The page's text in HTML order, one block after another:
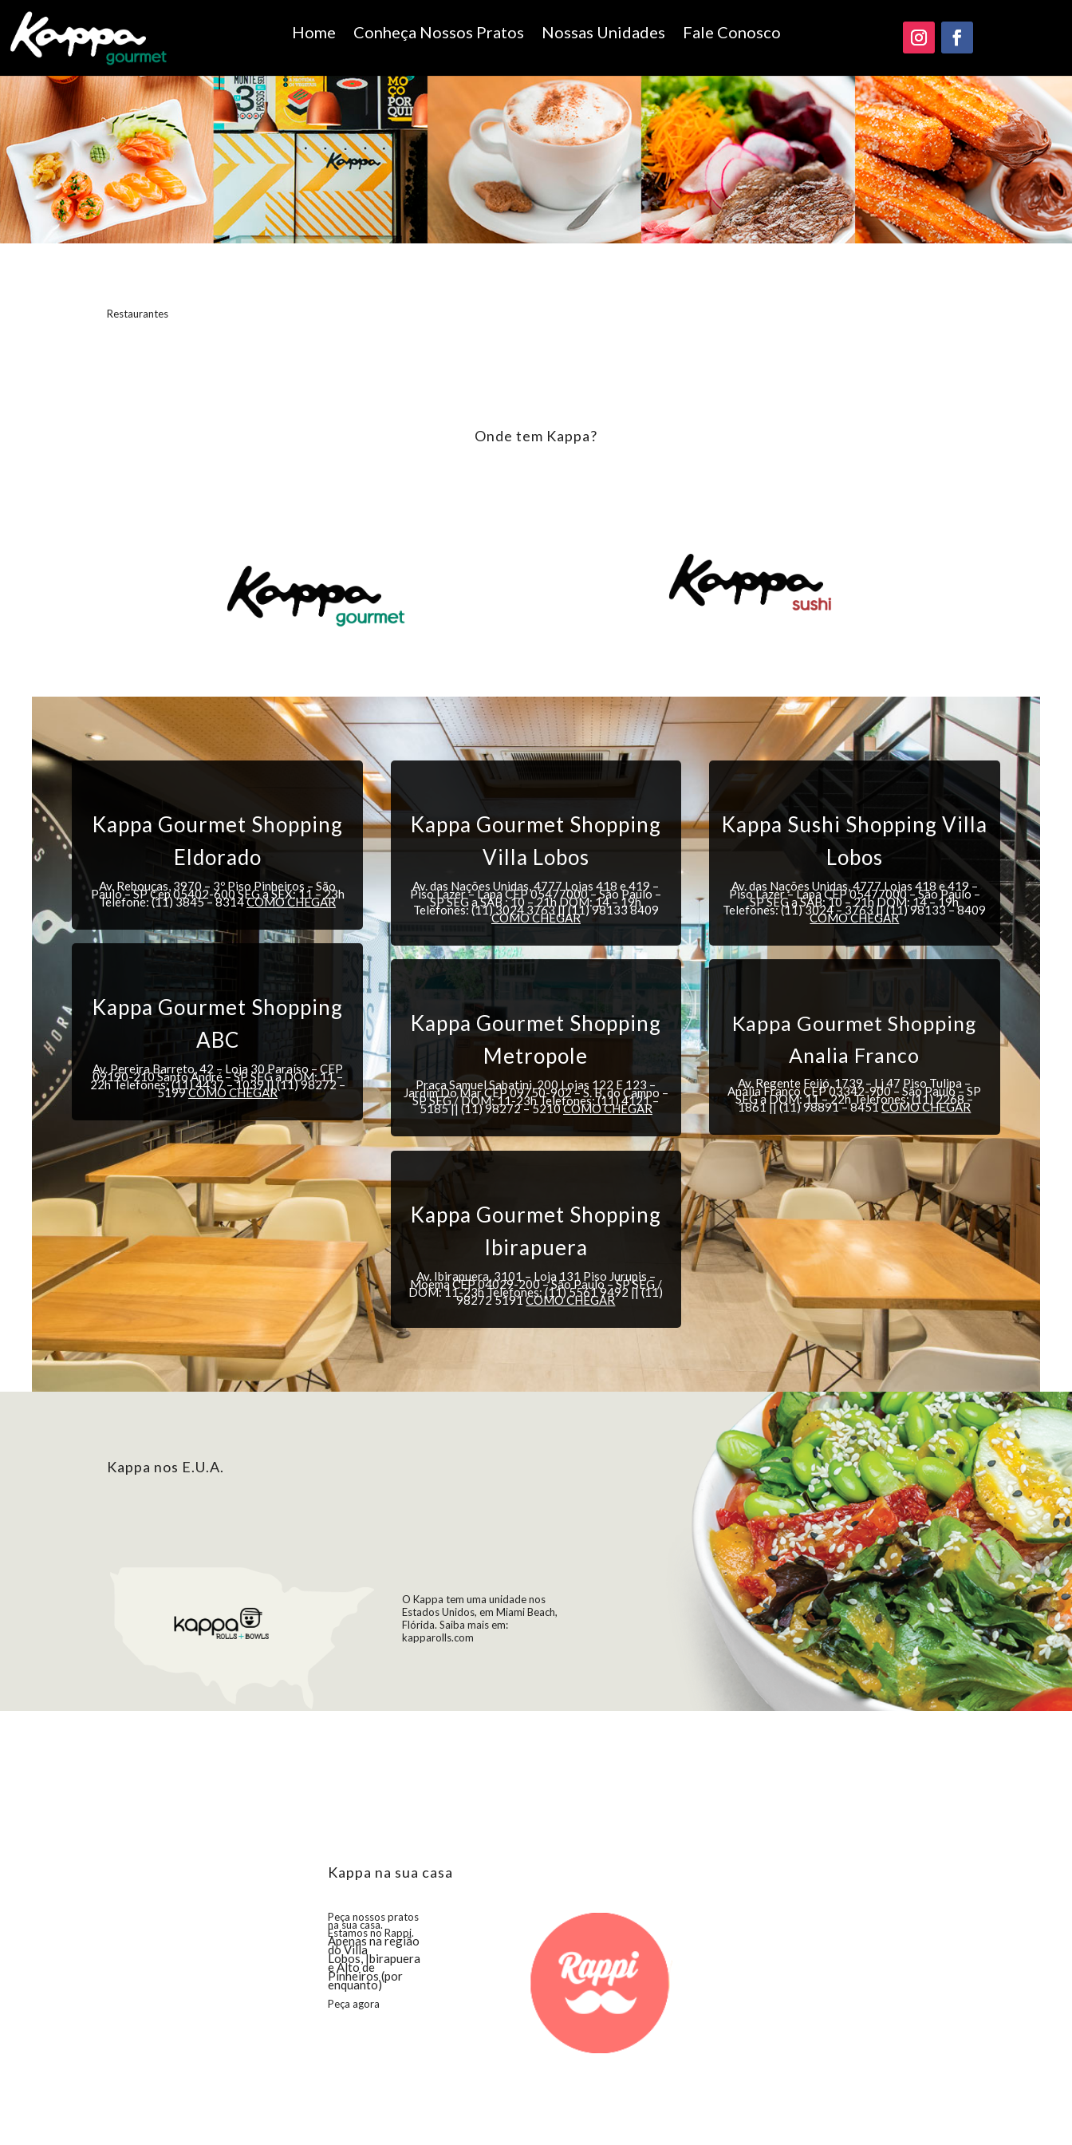
Home Conheça Nossos Pratos Nossas Unidades Fale Conosco
Restaurantes
Onde tem Kappa?
Kappa Gourmet Shopping
Eldorado
Av. Rebouças, 3970 – 3º Piso Pinheiros – São
Paulo – SP Cep 05402-600 SEG a SEX: 11 – 23h
Telefone: (11) 3845 – 8314COMO CHEGAR
Kappa Gourmet Shopping
ABC
Av. Pereira Barreto, 42 – Loja 30 Paraíso – CEP
09190-210 Santo André – SP SEG a DOM: 11 –
22h Telefones: (11) 4437 – 1039 || (11) 98272 –
5199COMO CHEGAR
Kappa Gourmet Shopping
Villa Lobos
Av. das Nações Unidas, 4777 Lojas 418 e 419 –
Piso Lazer – Lapa CEP 05477000 – São Paulo –
SP SEG a SÁB : 10 – 21h DOM: 14 – 19h
Telefones: (11) 3024 3763 || (11) 98133 8409
COMO CHEGAR
Kappa Gourmet Shopping
Metropole
Praça Samuel Sabatini, 200 Lojas 122 E 123 –
Jardim Do Mar CEP 09750-902 – S. B. do Campo –
SP SEG / DOM: 11-23h Telefones: (11) 4121 –
5185 || (11) 98272 – 5210COMO CHEGAR
Kappa Gourmet Shopping
Ibirapuera
Av. Ibirapuera, 3101 – Loja 131 Piso Jurupis –
Moema CEP 04029-200 – São Paulo – SP SEG /
DOM: 11-23h Telefones: (11) 5561 9492 || (11)
98272 5191COMO CHEGAR
Kappa Sushi Shopping Villa
Lobos
Av. das Nações Unidas, 4777 Lojas 418 e 419 –
Piso Lazer – Lapa CEP 05477000 – São Paulo –
SP SEG a SÁB: 10 – 21h DOM: 14 – 19h
Telefones: (11) 3024 – 3763 || (11) 98133 – 8409
COMO CHEGAR
Kappa Gourmet Shopping
Analia Franco
Av. Regente Feijó, 1739 – Lj 47 Piso Tulipa –
Anália FrancoCEP 03342-900 – São Paulo – SP
SEG a DOM:11 – 22h Telefones:(11) 2268 –
1861 || (11) 98891 – 8451 COMO CHEGAR
Kappa nos E.U.A.
O Kappa tem uma unidade nos
Estados Unidos, em Miami Beach,
Flórida. Saiba mais em:
kapparolls.com
Kappa na sua casa
Peça nossos pratos
na sua casa.
Estamos no Rappi.
Apenas na região
do Villa
Lobos, Ibirapuera
e Alto de
Pinheiros (por
enquanto)
Peça agora